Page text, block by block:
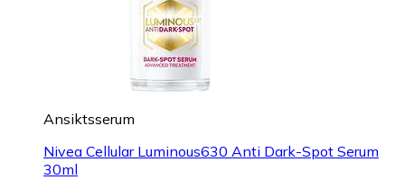
Ansiktsserum
Nivea Cellular Luminous630 Anti Dark-Spot Serum
30ml